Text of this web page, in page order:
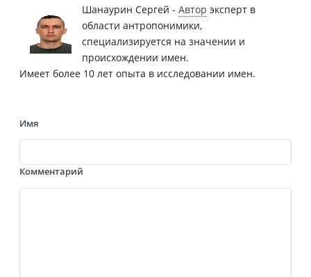
Шанаурин Сергей - Автор эксперт в
области антропонимики,
специализируется на значении и
происхождении имен.
Имеет более 10 лет опыта в исследовании имен.
Имя
Комментарий